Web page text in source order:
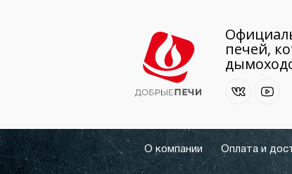
печей,
О компании Оплата и